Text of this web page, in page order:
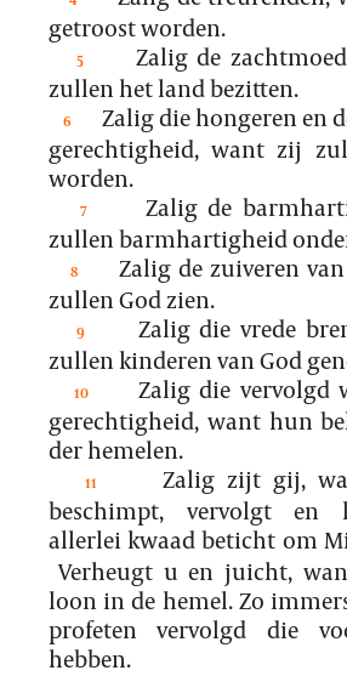
getroost worden.
5
Zalig de
zullen het land bezitten.
6
Zalig die hongeren en
gerechtigheid, want zij
worden.
7
Zalig de
zullen barmhartigheid
8
Zalig de zuiveren
zullen God zien.
9
Zalig die vrede
zullen kinderen van God
10
Zalig die vervolgd
gerechtigheid, want hun
der hemelen.
11
Zalig zijt gij,
beschimpt, vervolgt en
allerlei kwaad beticht om
Verheugt u en juicht,
loon in de hemel. Zo
profeten vervolgd die
hebben.